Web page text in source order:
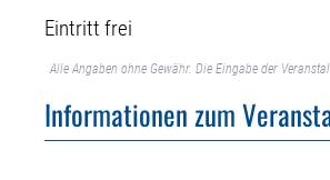
Eintritt frei
Alle Angaben ohne Gewähr. Die Eingabe der
Informationen zum